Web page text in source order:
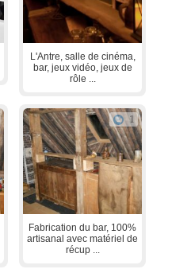
L'Antre, salle de cinéma,
bar, jeux vidéo, jeux de
rôle ...
1
Fabrication du bar, 100%
artisanal avec matériel de
récup ...